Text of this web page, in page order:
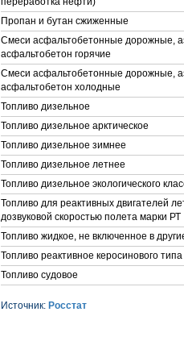
Пропан и бутан сжиженные
Смеси асфальтобетонные дорожные,
асфальтобетон горячие
Смеси асфальтобетонные дорожные,
асфальтобетон холодные
Топливо дизельное
Топливо дизельное арктическое
Топливо дизельное зимнее
Топливо дизельное летнее
Топливо дизельное экологического
Топливо для реактивных двигателей
дозвуковой скоростью полета марки РТ
Топливо жидкое, не включенное в
Топливо реактивное керосинового типа
Топливо судовое
Источник: Росстат